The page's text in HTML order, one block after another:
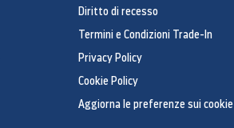
Diritto di recesso
Termini e Condizioni Trade-In
Privacy Policy
Cookie Policy
Aggiorna le preferenze sui cookie